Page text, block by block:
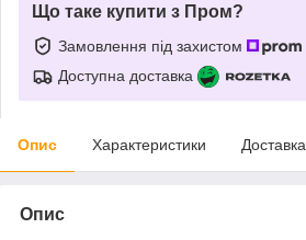
Що таке купити з Пром?
Замовлення під захистом
Доступна доставка
Опис Характеристики Доставка
Опис